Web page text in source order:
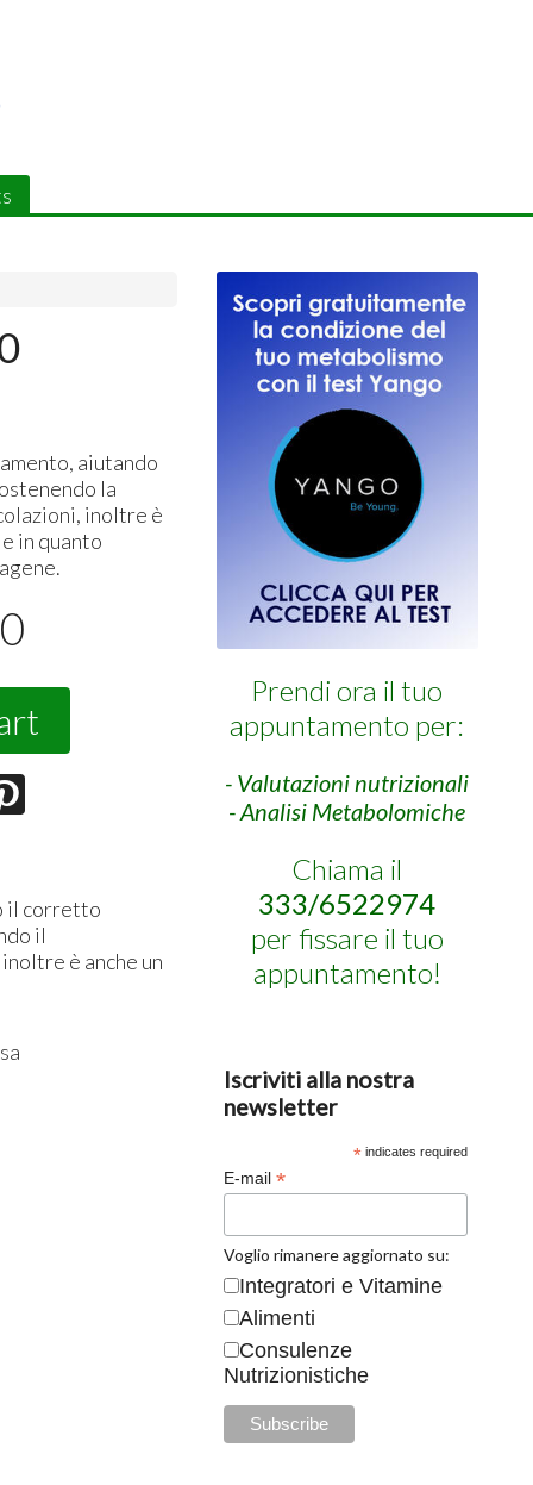
aiutando
la
inoltre è
in quanto
il corretto
il
è anche un
Prendi ora il tuo
appuntamento per:
- Valutazioni nutrizionali
- Analisi Metabolomiche
Chiama il
333/6522974
per fissare il tuo
appuntamento!
Iscriviti alla nostra
newsletter
* indicates required
E-mail*
Voglio rimanere aggiornato su:
Integratori e Vitamine
Alimenti
Consulenze
Nutrizionistiche